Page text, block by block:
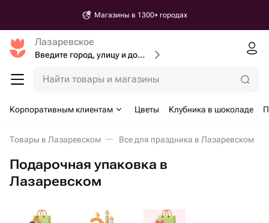
Магазины в 1300+ городах
Лазаревское
Введите город, улицу и дом доставки
Найти товары и магазины
Корпоративным клиентам Цветы Клубника в шоколаде
Товары в Лазаревском Все для праздника в Лазаревском
Подарочная упаковка в
Лазаревском